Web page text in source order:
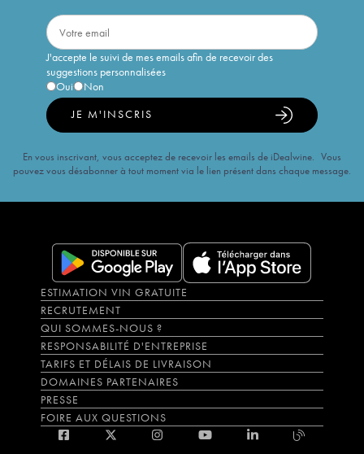
J'accepte le suivi de mes emails afin de recevoir des
suggestions personnalisées
Oui
Non
JE M'INSCRIS
En vous inscrivant, vous acceptez de recevoir les emails de iDealwine. Vous
pouvez vous désabonner à tout moment via le lien présent dans chaque message.
ESTIMATION VIN GRATUITE
RECRUTEMENT
QUI SOMMES-NOUS ?
RESPONSABILITÉ D'ENTREPRISE
TARIFS ET DÉLAIS DE LIVRAISON
DOMAINES PARTENAIRES
PRESSE
FOIRE AUX QUESTIONS